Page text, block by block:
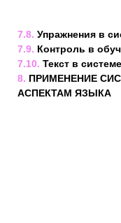
7.8. Упражнения в
7.9. Контроль в
7.10. Текст в
8. ПРИМЕНЕНИЕ
АСПЕКТАМ ЯЗЫКА